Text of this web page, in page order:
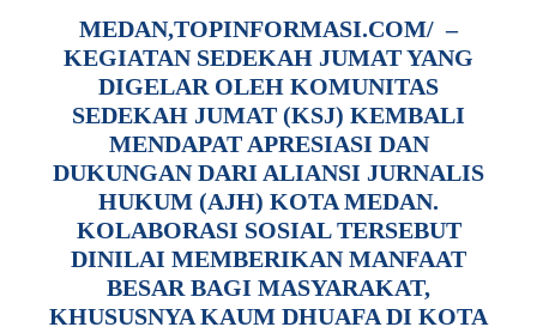
MEDAN,TOPINFORMASI.COM/ –
KEGIATAN SEDEKAH JUMAT YANG
DIGELAR OLEH KOMUNITAS
SEDEKAH JUMAT (KSJ) KEMBALI
MENDAPAT APRESIASI DAN
DUKUNGAN DARI ALIANSI JURNALIS
HUKUM (AJH) KOTA MEDAN.
KOLABORASI SOSIAL TERSEBUT
DINILAI MEMBERIKAN MANFAAT
BESAR BAGI MASYARAKAT,
KHUSUSNYA KAUM DHUAFA DI KOTA